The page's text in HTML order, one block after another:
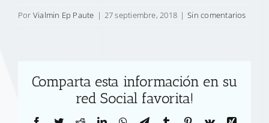
Por Vialmin Ep Paute | 27 septiembre, 2018 | Sin comentarios
Comparta esta información en su
red Social favorita!